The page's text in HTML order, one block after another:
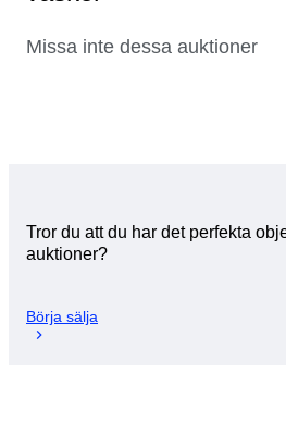
Missa inte dessa auktioner
Tror du att du har det perfekta
auktioner?
Börja sälja